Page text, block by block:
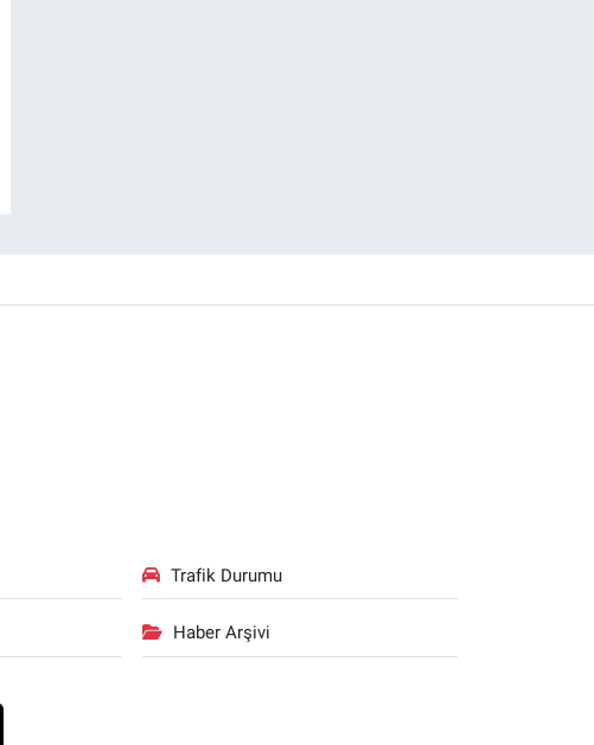
Trafik Durumu
Haber Arşivi